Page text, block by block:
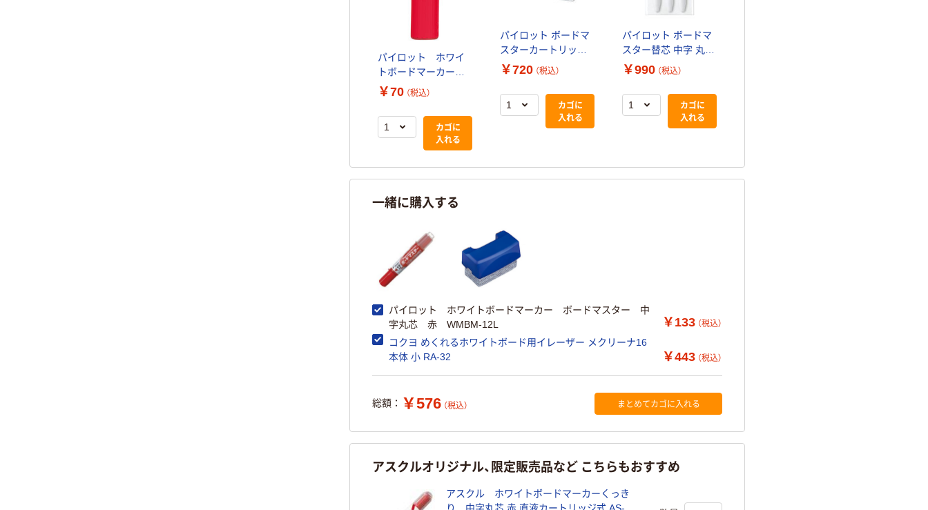
パイロット ホワイ
トボードマーカー
ボードマスター専用
P-WMRF8
￥70 （税込）
カゴに
入れる
パイロット ボードマ
スターカートリッジ
コンパクトパック レ
箱(10本入)
￥720 （税込）
カゴに
入れる
パイロット ボードマ
スター替芯 中字 丸芯
P-WMTIP-9L 10セッ
￥990 （税込）
カゴに
入れる
一緒に購入する
パイロット ホワイトボードマーカー ボードマスター 中
字丸芯 赤 WMBM-12L
￥133 （税込）
コクヨ めくれるホワイトボード用イレーザー メクリーナ16
本体 小 RA-32
￥443 （税込）
総額： ￥576 （税込） まとめてカゴに入れる
アスクルオリジナル、限定販売品など こちらもおすすめ
アスクル ホワイトボードマーカーくっき
り 中字丸芯 赤 直液カートリッジ式 AS-